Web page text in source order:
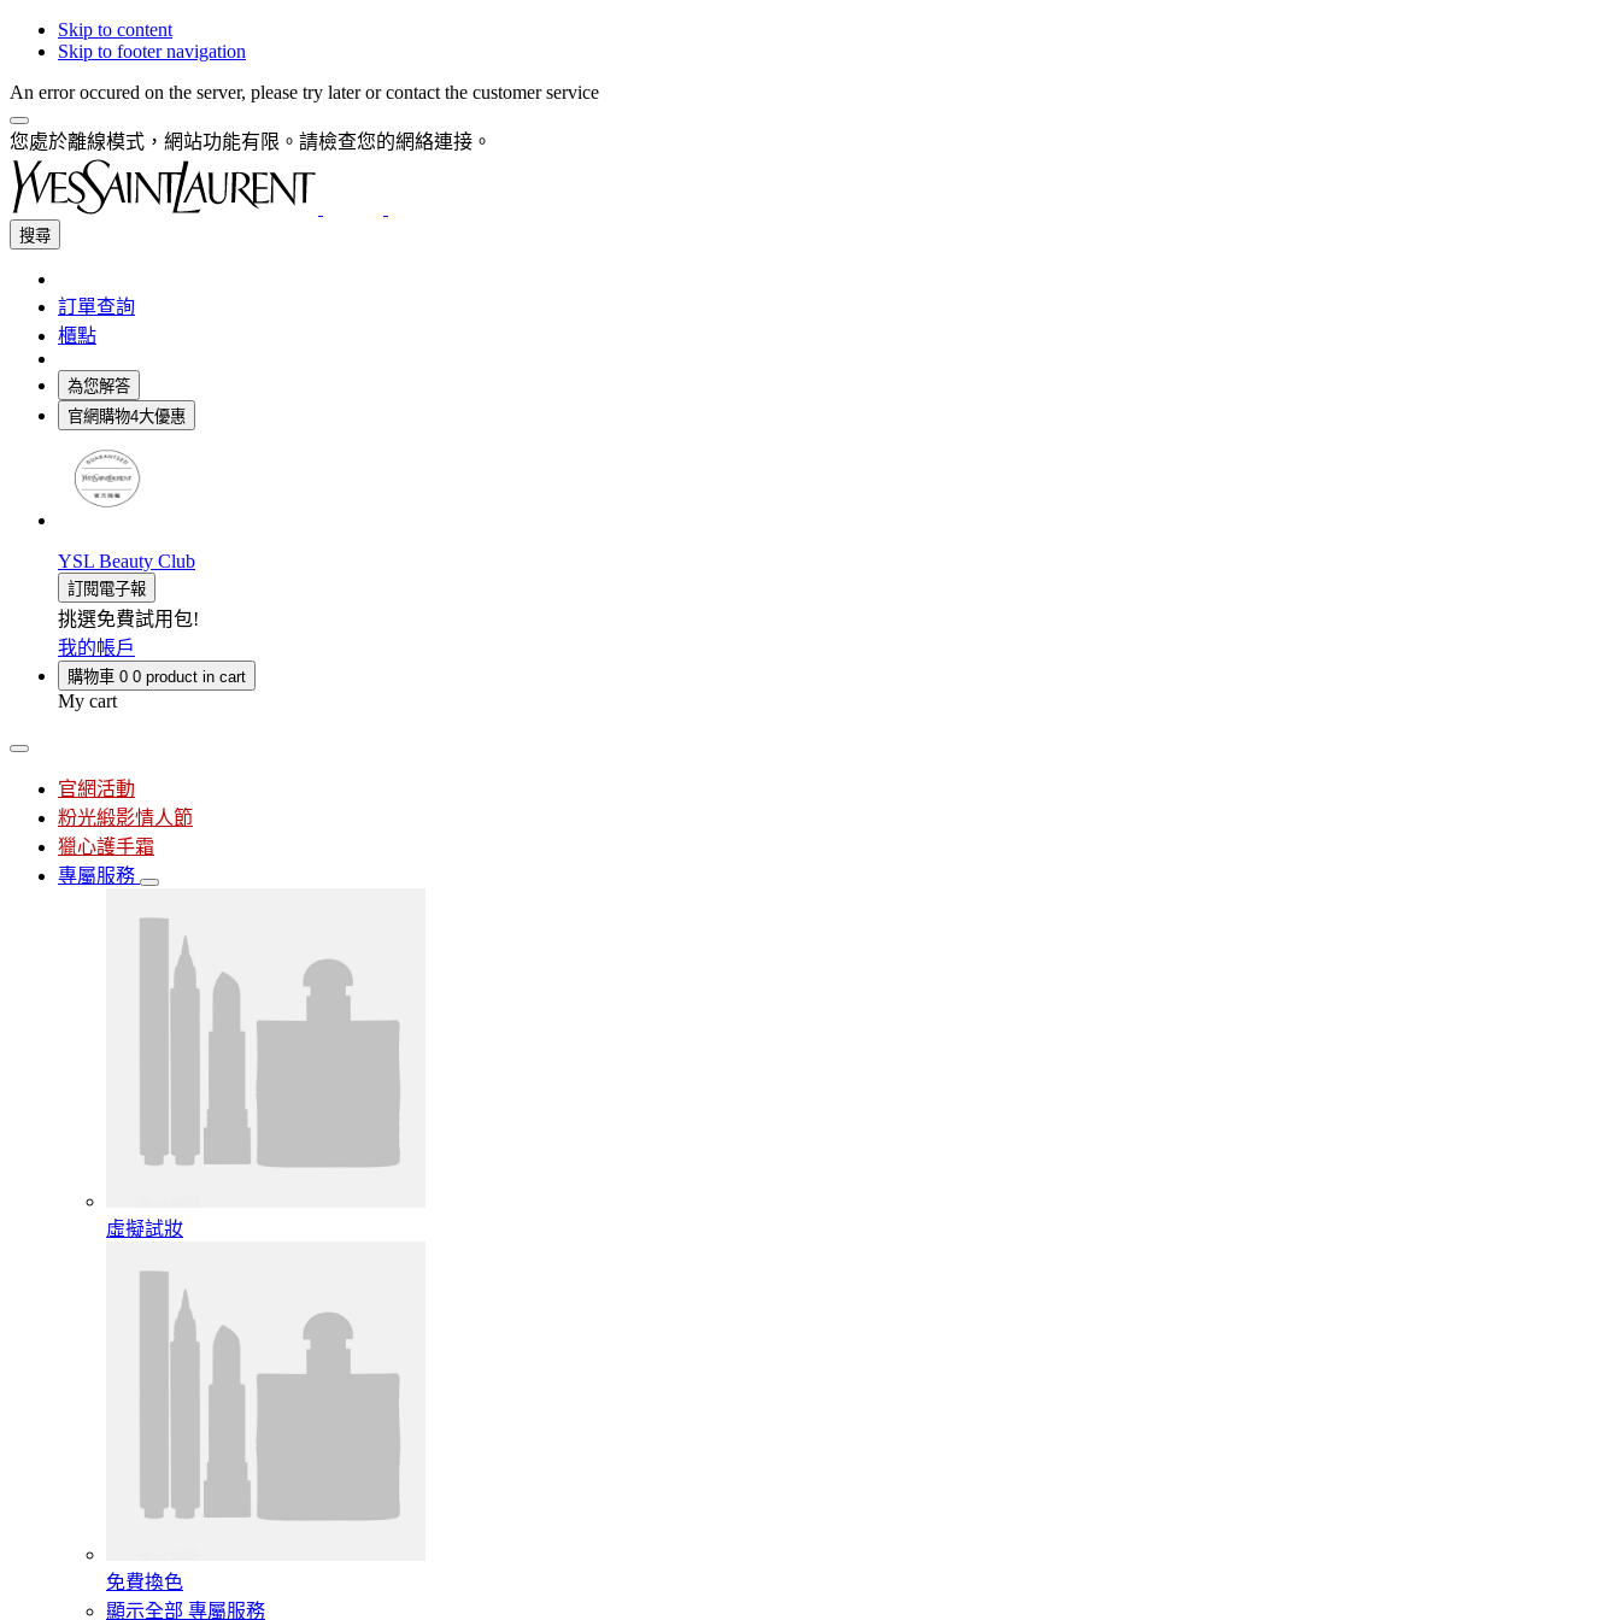
Skip to content
Skip to footer navigation
An error occured on the server, please try later or contact the customer service
您處於離線模式，網站功能有限。請檢查您的網絡連接。
搜尋
訂單查詢
櫃點
為您解答
官網購物4大優惠
YSL Beauty Club
訂閱電子報
挑選免費試用包!
我的帳戶
購物車 0 0 product in cart
My cart
官網活動
粉光緞影情人節
獵心護手霜
專屬服務
虛擬試妝
免費換色
顯示全部 專屬服務